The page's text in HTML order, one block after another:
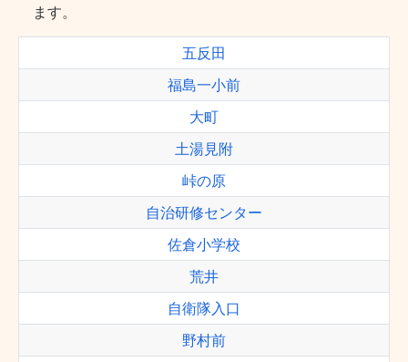
ます。
五反田
福島一小前
大町
土湯見附
峠の原
自治研修センター
佐倉小学校
荒井
自衛隊入口
野村前